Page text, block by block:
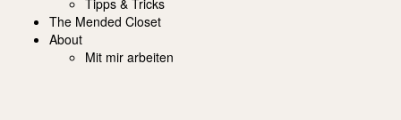
Tipps & Tricks
The Mended Closet
About
Mit mir arbeiten